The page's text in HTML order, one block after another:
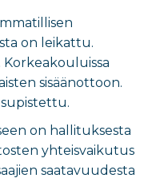
on leikattu.
sisäänottoon.
supistettu.
on hallituksesta
yhteisvaikutus
saatavuudesta